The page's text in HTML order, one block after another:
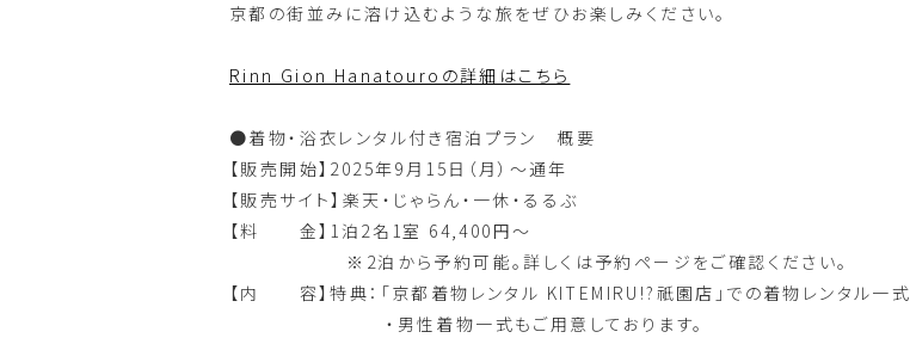
京都の街並みに溶け込むような旅をぜひお楽しみください。
Rinn Gion Hanatouroの詳細はこちら
●着物・浴衣レンタル付き宿泊プラン 概要
【販売開始】2025年9月15日（月）〜通年
【販売サイト】楽天・じゃらん・一休・るるぶ
【料 金】1泊2名1室 64,400円～
※2泊から予約可能。詳しくは予約ページをご確認ください。
【内 容】特典：「京都着物レンタル KITEMIRU!?祇園店」での着物レンタル一式
・男性着物一式もご用意しております。